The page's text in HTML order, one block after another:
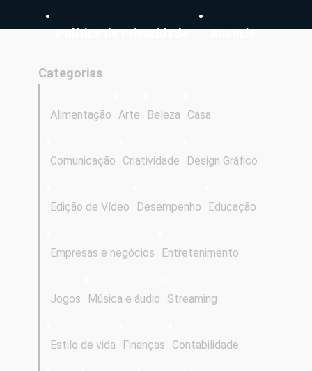
Política de Privacidade Anuncie
Categorias
Alimentação Arte Beleza Casa
Comunicação Criatividade Design Gráfico
Edição de Vídeo Desempenho Educação
Empresas e negócios Entretenimento
Jogos Música e áudio Streaming
Estilo de vida Finanças Contabilidade